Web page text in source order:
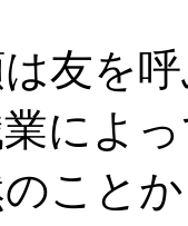
友を
によ
こと